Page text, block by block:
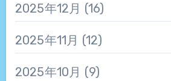
2025年12月 (16)
2025年11月 (12)
2025年10月 (9)